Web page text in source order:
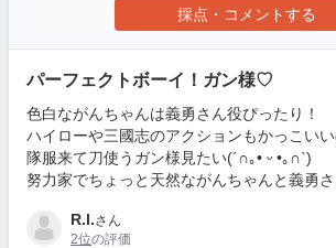
採点・コメントする
パーフェクトボーイ！ガン様♡
色白ながんちゃんは義勇さん役ぴったり！
ハイローや三國志のアクションもかっこい
隊服来て刀使うガン様見たい(´∩｡• ᵕ •｡∩`)
努力家でちょっと天然ながんちゃんと義勇さ
R.I.さん
2位の評価